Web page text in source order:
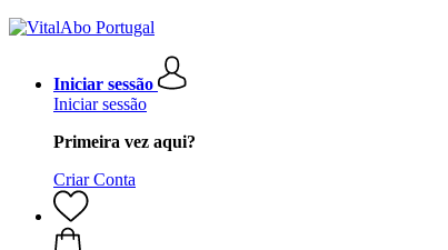
Iniciar sessão
Iniciar sessão
Primeira vez aqui?
Criar Conta